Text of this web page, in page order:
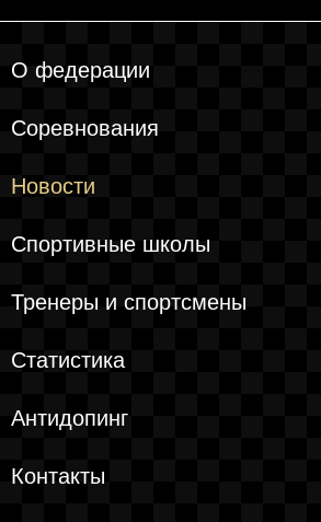
О федерации
Соревнования
Новости
Спортивные школы
Тренеры и спортсмены
Статистика
Антидопинг
Контакты